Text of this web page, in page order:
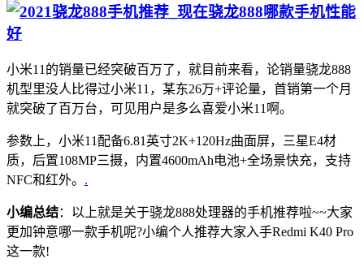
小米11的销量已经突破百万了，就目前来看，论销量骁龙888
机型里没人比得过小米11，某东26万+评论量，首销第一个月
就突破了百万台，可见用户是多么喜爱小米11啊。
参数上，小米11配备6.81英寸2K+120Hz曲面屏，三星E4材
质，后置108MP三摄，内置4600mAh电池+全场景快充，支持
NFC和红外。 .
小编总结：以上就是关于骁龙888处理器的手机推荐啦~~大家
更加钟意哪一款手机呢?小编个人推荐大家入手Redmi K40 Pro
这一款!